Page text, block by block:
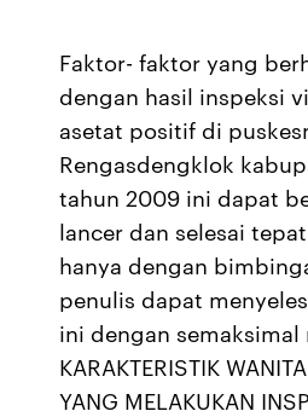
Faktor- faktor yang
dengan hasil inspeksi
asetat positif di
Rengasdengklok
tahun 2009 ini dapat
lancer dan selesai
hanya dengan
penulis dapat
ini dengan
KARAKTERISTIK
YANG MELAKUKAN